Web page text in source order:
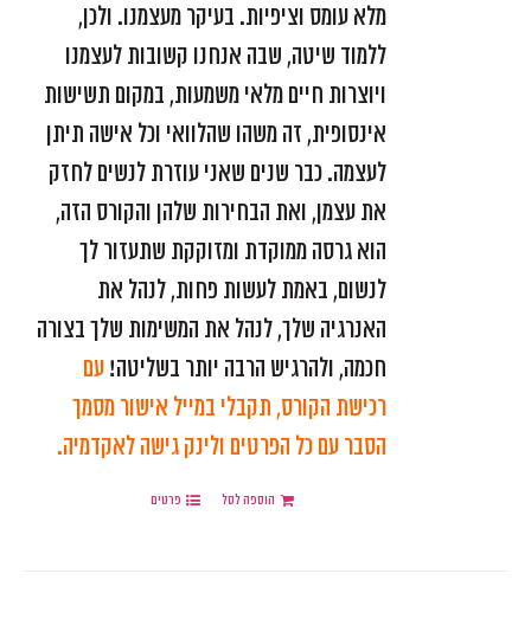
מלא עומס וציפיות. בעיקר מעצמנו. ולכן,
ללמוד שיטה, שבה אנחנו קשובות לעצמנו
ויוצרות חיים מלאי משמעות, במקום תשישות
אינסופית, זה משהו שהלוואי וכל אישה תיתן
לעצמה. כבר שנים שאני עוזרת לנשים לחזק
את עצמן, ואת הבחירות שלהן והקורס הזה,
הוא גרסה ממוקדת ומזוקקת שתעזור לך
לנשום, באמת לעשות פחות, לנהל את
האנרגיה שלך, לנהל את המשימות שלך בצורה
חכמה, ולהרגיש הרבה יותר בשליטה!עם
רכישת הקורס, תקבלי במייל אישורמסמך
הסבר עם כל הפרטים ולינק גישה לאקדמיה.
הוספה לסל פרטים